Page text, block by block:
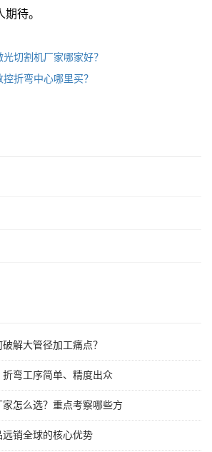
待。
切割机厂家哪家好？
折弯中心哪里买？
解大管径加工痛点？
弯工序简单、精度出众
怎么选？重点考察哪些方
销全球的核心优势